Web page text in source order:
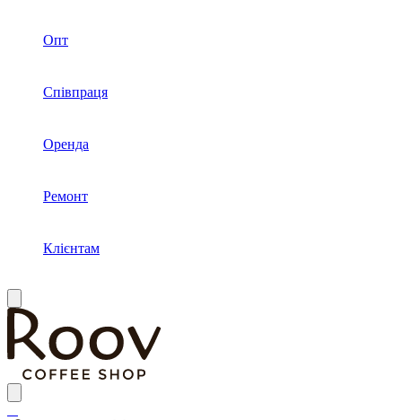
Опт
Співпраця
Оренда
Ремонт
Клієнтам